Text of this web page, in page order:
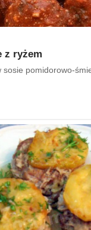
z ryżem
sosie pomidorowo-